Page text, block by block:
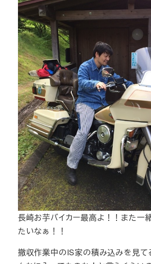
長崎お芋バイカー最高よ！！また一
たいなぁ！！
撤収作業中のIS家の積み込みを見て